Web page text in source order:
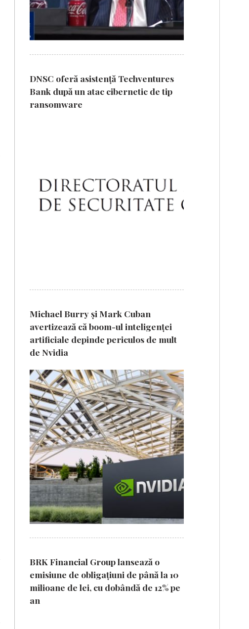
DNSC oferă asistență Techventures
Bank după un atac cibernetic de tip
ransomware
Michael Burry și Mark Cuban
avertizează că boom-ul inteligenței
artificiale depinde periculos de mult
de Nvidia
BRK Financial Group lansează o
emisiune de obligațiuni de până la 10
milioane de lei, cu dobândă de 12% pe
an